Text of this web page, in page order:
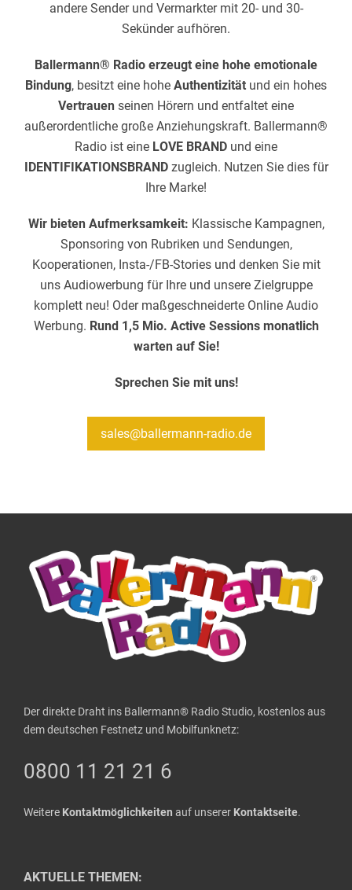
andere Sender und Vermarkter mit 20- und 30-
Sekünder aufhören.
Ballermann® Radio erzeugt eine hohe emotionale
Bindung, besitzt eine hohe Authentizität und ein hohes
Vertrauen seinen Hörern und entfaltet eine
außerordentliche große Anziehungskraft. Ballermann®
Radio ist eine LOVE BRAND und eine
IDENTIFIKATIONSBRANDzugleich. Nutzen Sie dies für
Ihre Marke!
Wir bieten Aufmerksamkeit: Klassische Kampagnen,
Sponsoring von Rubriken und Sendungen,
Kooperationen, Insta-/FB-Stories und denken Sie mit
uns Audiowerbung für Ihre und unsere Zielgruppe
komplett neu! Oder maßgeschneiderte Online Audio
Werbung. Rund 1,5 Mio. Active Sessions monatlich
warten auf Sie!
Sprechen Sie mit uns!
sales@ballermann-radio.de
Der direkte Draht ins Ballermann® Radio Studio, kostenlos aus
dem deutschen Festnetz und Mobilfunknetz:
0800 11 21 21 6
Weitere Kontaktmöglichkeiten auf unserer Kontaktseite.
AKTUELLE THEMEN: